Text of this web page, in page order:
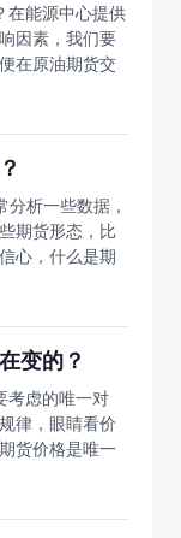
面形式向能源
视为已经认可
货，积累原油
在能源中心提供
因素，我们要
在原油期货交
进一步发展必
对新的市场信
动的方向基本
长期的均衡关
析一些数据，
期货形态，比
心，什么是期
货技术分析的
测期货价格的
每一个期货交
司营业部柜台
很多，主要是
是指以市场行
的周期性变化
变的？
考虑的唯一对
律，眼睛看价
货价格是唯一
就是支撑阻力
出风险和收